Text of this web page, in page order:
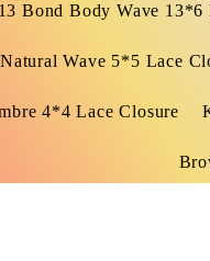
Bond Body Wave 13*6
Natural Wave 5*5 Lace
4*4 Lace Closure